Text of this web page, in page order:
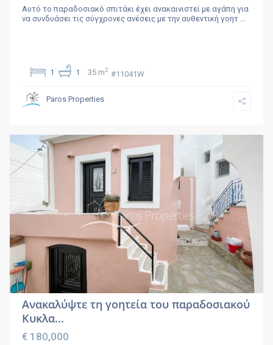
Αυτό το παραδοσιακό σπιτάκι έχει ανακαινιστεί με αγάπη για
να συνδυάσει τις σύγχρονες ανέσεις με την αυθεντική γοητ
1 1 35 m2 #11041W
Paros Properties
Ανακαλύψτε τη γοητεία του παραδοσιακού
Κυκλα...
€ 180,000